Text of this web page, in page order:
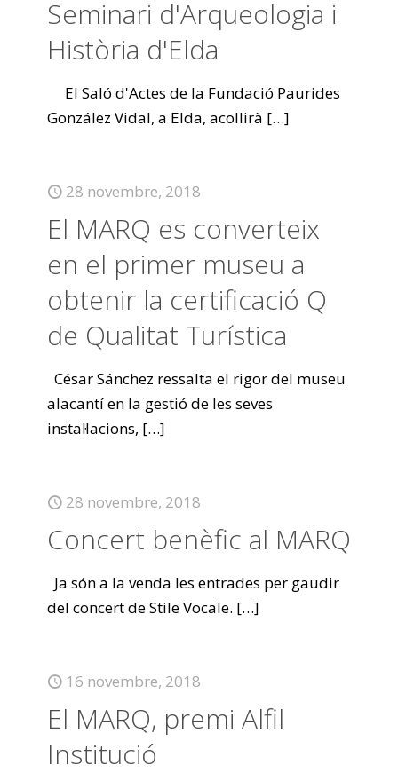
Seminari d'Arqueologia i
Història d'Elda
El Saló d'Actes de la Fundació Paurides
González Vidal, a Elda, acollirà […]
28 novembre, 2018
El MARQ es converteix
en el primer museu a
obtenir la certificació Q
de Qualitat Turística
César Sánchez ressalta el rigor del museu
alacantí en la gestió de les seves
instal·lacions, […]
28 novembre, 2018
Concert benèfic al MARQ
Ja són a la venda les entrades per gaudir
del concert de Stile Vocale. […]
16 novembre, 2018
El MARQ, premi Alfil
Institució